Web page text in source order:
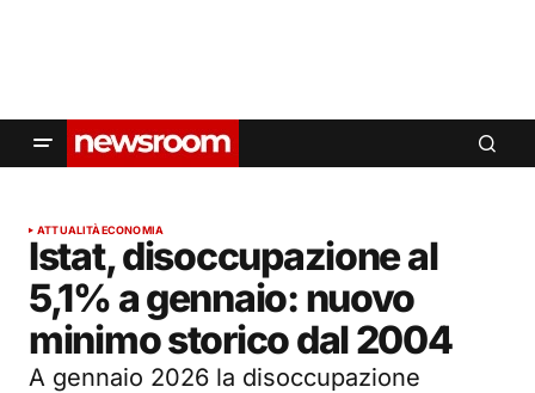
ATTUALITÀECONOMIA
Istat, disoccupazione al
5,1% a gennaio: nuovo
minimo storico dal 2004
A gennaio 2026 la disoccupazione